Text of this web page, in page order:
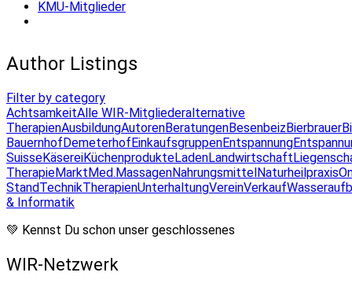
KMU-Mitglieder
Author Listings
Filter by category
AchtsamkeitAlle WIR-Mitgliederalternative
TherapienAusbildungAutorenBeratungenBesenbeizBierbrauer
BauernhofDemeterhofEinkaufsgruppenEntspannung
SuisseKäsereiKüchenprodukteLadenLandwirtschaft
TherapieMarktMed.MassagenNahrungsmittelNaturheilpraxis
StandTechnikTherapienUnterhaltungVereinVerkauf
& Informatik
💚 Kennst Du schon unser geschlossenes
WIR-Netzwerk